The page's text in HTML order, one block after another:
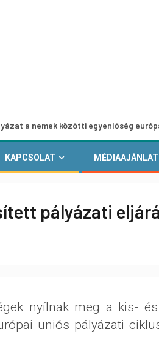
közötti egyenlőség európai
KAPCSOLAT MÉDIAAJÁNLAT
pályázati
nyílnak meg a kis-
uniós pályázati